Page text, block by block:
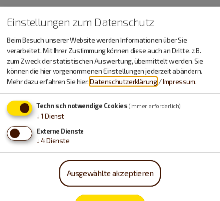
Details
Unsere neu renovierten Einzelzimmer sind hell und
Holzmöbeln Gemütlichkeit aus. Natürlich verfügen alle
Zimmer über Dusche/WC sowie LCD-TV mit Sky-Paket und
Internationalen Sendern. Teilweise sind unsere Zimmer mit
einem Balkon ausgestattet
Ausstattung:1 Schlafraum, Bettwäsche vorhanden,
Einzelbetten, Fenster können geöffnet werden, Fernseher,
Fußende der Betten offen, Föhn, Größe in m²: 18, Handtücher
vorhanden, Kosmetikspiegel, Nichtraucherzimmer, Pay TV,
Radio, Satelliten TV, Schreibtisch, Sitzgelegenheit,
Standspiegel, Wireless Lan im ZimmerSanitär:WC, WC und
Einstellungen zum Datenschutz
Beim Besuch unserer Website werden Informationen über Sie
verarbeitet. Mit Ihrer Zustimmung können diese auch an Dritte, z.B.
zum Zweck der statistischen Auswertung, übermittelt werden. Sie
können die hier vorgenommenen Einstellungen jederzeit abändern.
Mehr dazu erfahren Sie hier:Datenschutzerklärung /Impressum.
Technisch notwendige Cookies (immer erforderlich)
↓ 1 Dienst
Externe Dienste
↓ 4Dienste
Ausgewählte akzeptieren